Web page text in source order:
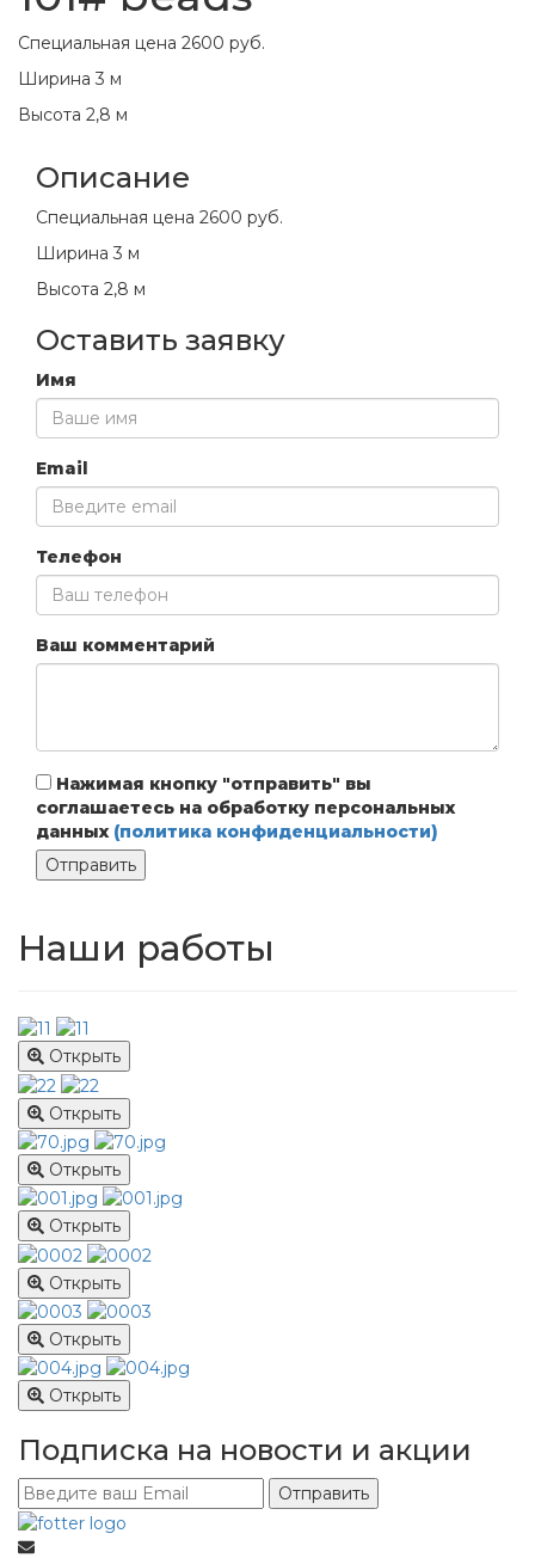
Специальная цена 2600 руб.
Ширина 3 м
Высота 2,8 м
Описание
Специальная цена 2600 руб.
Ширина 3 м
Высота 2,8 м
Оставить заявку
Имя
Email
Телефон
Ваш комментарий
Нажимая кнопку "отправить" вы
соглашаетесь на обработку персональных
данных (политика конфиденциальности)
Отправить
Наши работы
Открыть
Открыть
Открыть
Открыть
Открыть
Открыть
Открыть
Подписка​ на новости и акции
Отправить